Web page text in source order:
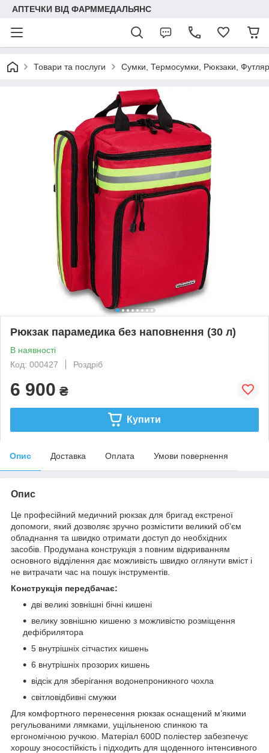
АПТЕЧКИ ВІД ФАРММЕДАЛЬЯНС
Товари та послуги Сумки, Термосумки, Рюкзаки,
Рюкзак парамедика без наповнення (30 л)
В наявності
Код: 000427
Роздріб
6 900 ₴
Купити
Опис Доставка Оплата Умови повернення
Опис
Це професійний медичний рюкзак для бригад екстреної
допомоги, який дозволяє зручно розмістити великий об’єм
обладнання та швидко отримати доступ до необхідних
засобів. Продумана конструкція з повним відкриванням
основного відділення дає можливість швидко оглянути вміст і
не витрачати час на пошук інструментів.
Конструкція передбачає:
дві великі зовнішні бічні кишені
велику зовнішню кишеню з можливістю розміщення
дефібрилятора
5 внутрішніх сітчастих кишень
6 внутрішніх прозорих кишень
відсік для зберігання водонепроникного чохла
світловідбивні смужки
Для комфортного перенесення рюкзак оснащений м’якими
регульованими лямками, ущільненою спинкою та
ергономічною ручкою. Матеріал 600D поліестер забезпечує
хорошу зносостійкість і підходить для щоденного інтенсивного